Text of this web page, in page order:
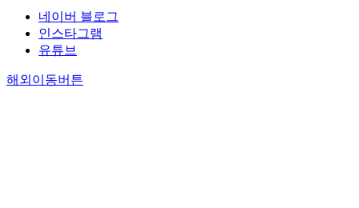
네이버 블로그
인스타그램
유튜브
해외이동버튼